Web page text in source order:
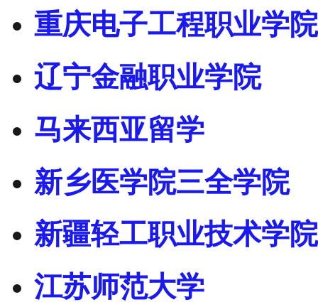
重庆电子工程职业学院
辽宁金融职业学院
马来西亚留学
新乡医学院三全学院
新疆轻工职业技术学院
江苏师范大学